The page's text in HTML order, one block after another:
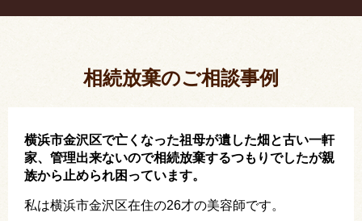
相続放棄のご相談事例
横浜市金沢区で亡くなった祖母が遺した畑と古い一軒
家、管理出来ないので相続放棄するつもりでしたが親
族から止められ困っています。
私は横浜市金沢区在住の26才の美容師です。